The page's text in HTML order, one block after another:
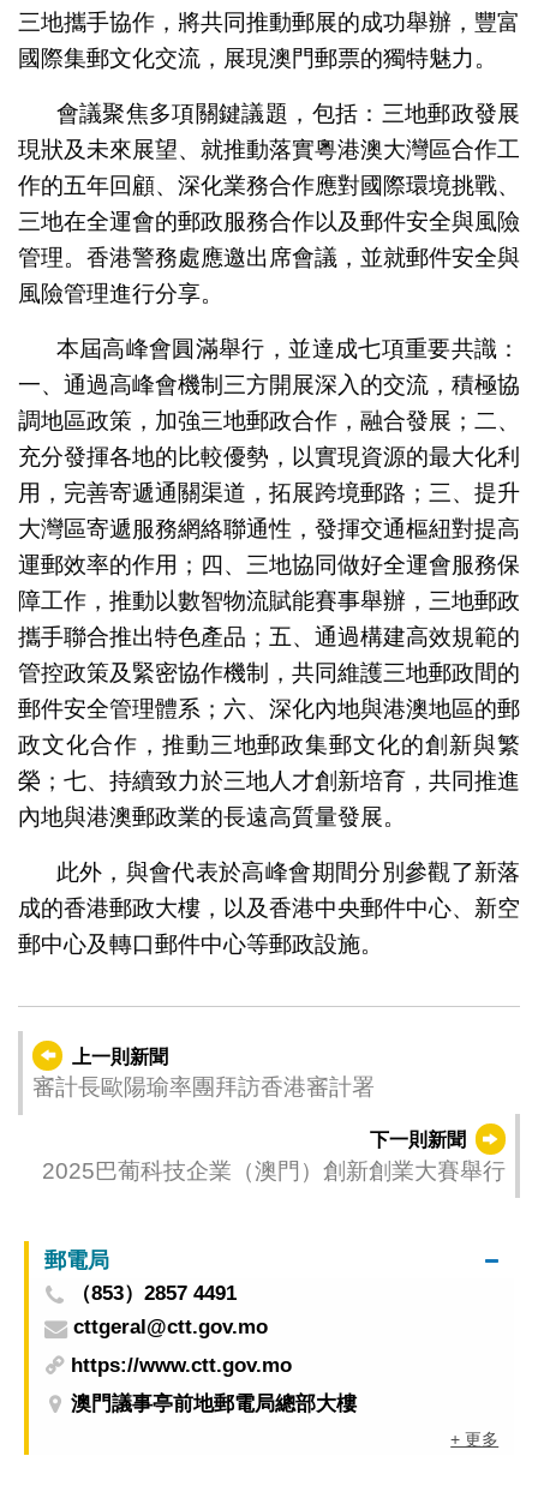
三地攜手協作，將共同推動郵展的成功舉辦，豐富
國際集郵文化交流，展現澳門郵票的獨特魅力。
會議聚焦多項關鍵議題，包括：三地郵政發展
現狀及未來展望、就推動落實粵港澳大灣區合作工
作的五年回顧、深化業務合作應對國際環境挑戰、
三地在全運會的郵政服務合作以及郵件安全與風險
管理。香港警務處應邀出席會議，並就郵件安全與
風險管理進行分享。
本屆高峰會圓滿舉行，並達成七項重要共識：
一、通過高峰會機制三方開展深入的交流，積極協
調地區政策，加強三地郵政合作，融合發展；二、
充分發揮各地的比較優勢，以實現資源的最大化利
用，完善寄遞通關渠道，拓展跨境郵路；三、提升
大灣區寄遞服務網絡聯通性，發揮交通樞紐對提高
運郵效率的作用；四、三地協同做好全運會服務保
障工作，推動以數智物流賦能賽事舉辦，三地郵政
攜手聯合推出特色產品；五、通過構建高效規範的
管控政策及緊密協作機制，共同維護三地郵政間的
郵件安全管理體系；六、深化內地與港澳地區的郵
政文化合作，推動三地郵政集郵文化的創新與繁
榮；七、持續致力於三地人才創新培育，共同推進
內地與港澳郵政業的長遠高質量發展。
此外，與會代表於高峰會期間分別參觀了新落
成的香港郵政大樓，以及香港中央郵件中心、新空
郵中心及轉口郵件中心等郵政設施。
上一則新聞
審計長歐陽瑜率團拜訪香港審計署
下一則新聞
2025巴葡科技企業（澳門）創新創業大賽舉行
郵電局
（853）2857 4491
cttgeral@ctt.gov.mo
https://www.ctt.gov.mo
澳門議事亭前地郵電局總部大樓
+ 更多